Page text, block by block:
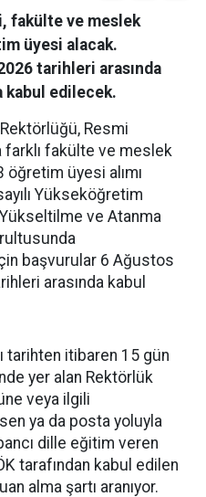
fakülte ve meslek
üyesi alacak.
tarihleri arasında
kabul edilecek.
Resmi
farklı fakülte ve meslek
üyesi alımı
Yükseköğretim
ve Atanma
başvurular 6 Ağustos
arasında kabul
tarihten itibaren 15 gün
yer alan Rektörlük
veya ilgili
ya da posta yoluyla
dille eğitim veren
tarafından kabul edilen
alma şartı aranıyor.